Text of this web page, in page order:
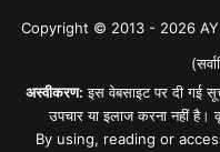
Copyright © 2013 - 2026
अस्वीकरण: इस वेबसाइट पर दी गई
उपचार या इलाज करना नहीं है।
By using, reading or